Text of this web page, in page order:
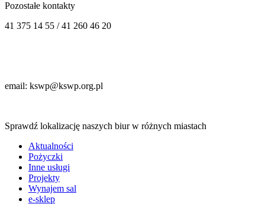
Pozostałe kontakty
41 375 14 55 / 41 260 46 20
email: kswp@kswp.org.pl
Sprawdź lokalizację naszych biur w różnych miastach
Aktualności
Pożyczki
Inne usługi
Projekty
Wynajem sal
e-sklep